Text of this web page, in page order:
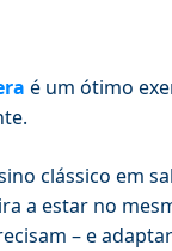
é um ótimo
clássico em
a estar no
– e